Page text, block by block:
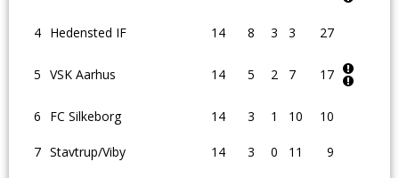
4 Hedensted IF 14 8 3 3 27
5 VSK Aarhus 14 5 2 7 17
6 FC Silkeborg 14 3 1 10 10
7 Stavtrup/Viby 14 3 0 11 9